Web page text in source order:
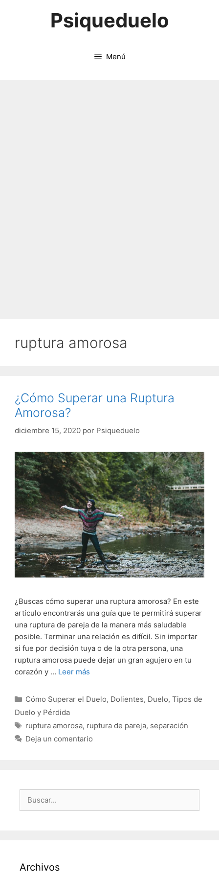
Psiqueduelo
Menú
ruptura amorosa
¿Cómo Superar una Ruptura
Amorosa?
diciembre 15, 2020 por Psiqueduelo
¿Buscas cómo superar una ruptura amorosa? En este
artículo encontrarás una guía que te permitirá superar
una ruptura de pareja de la manera más saludable
posible. Terminar una relación es difícil. Sin importar
si fue por decisión tuya o de la otra persona, una
ruptura amorosa puede dejar un gran agujero en tu
corazón y … Leer más
Categorías
Cómo Superar el Duelo, Dolientes, Duelo, Tipos de
Duelo y Pérdida
Etiquetas
ruptura amorosa, ruptura de pareja, separación
Deja un comentario
Archivos